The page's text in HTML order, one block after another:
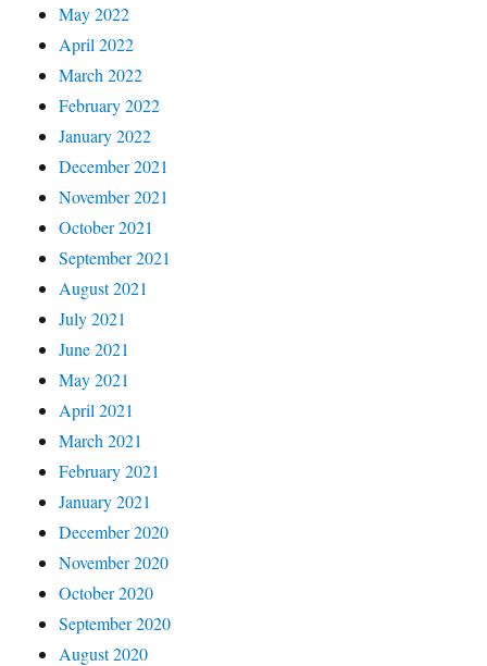
May 2022
April 2022
March 2022
February 2022
January 2022
December 2021
November 2021
October 2021
September 2021
August 2021
July 2021
June 2021
May 2021
April 2021
March 2021
February 2021
January 2021
December 2020
November 2020
October 2020
September 2020
August 2020